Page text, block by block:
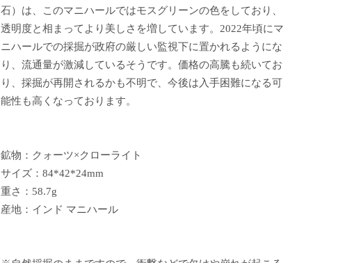
石）は、このマニハールではモスグリーンの色をしており、
透明度と相まってより美しさを増しています。2022年頃にマ
ニハールでの採掘が政府の厳しい監視下に置かれるようにな
り、流通量が激減しているそうです。価格の高騰も続いてお
り、採掘が再開されるかも不明で、今後は入手困難になる可
能性も高くなっております。
鉱物：クォーツ×クローライト
サイズ：84*42*24mm
重さ：58.7g
産地：インド マニハール